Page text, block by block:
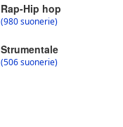
Rap-Hip hop
(980 suonerie)
Strumentale
(506 suonerie)